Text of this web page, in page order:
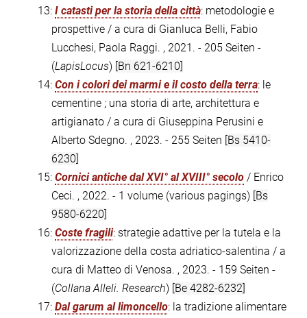
13: I catasti per la storia della città: metodologie e
prospettive / a cura di Gianluca Belli, Fabio
Lucchesi, Paola Raggi. , 2021. - 205 Seiten -
(LapisLocus) [Bn 621-6210]
14: Con i colori dei marmi e il costo della terra: le
cementine ; una storia di arte, architettura e
artigianato / a cura di Giuseppina Perusini e
Alberto Sdegno. , 2023. - 255 Seiten [Bs 5410-
6230]
15: Cornici antiche dal XVI° al XVIII° secolo / Enrico
Ceci. , 2022. - 1 volume (various pagings) [Bs
9580-6220]
16: Coste fragili: strategie adattive per la tutela e la
valorizzazione della costa adriatico-salentina / a
cura di Matteo di Venosa. , 2023. - 159 Seiten -
(Collana Alleli. Research) [Be 4282-6232]
17: Dal garum al limoncello: la tradizione alimentare